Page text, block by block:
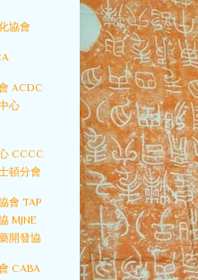
協會
ACDC
心
CCCC
頓分會
會 TAP
MJNE
開發協
CABA